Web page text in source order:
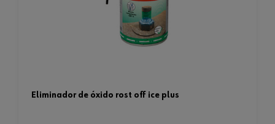
eliminador de óxido rost off ice plus